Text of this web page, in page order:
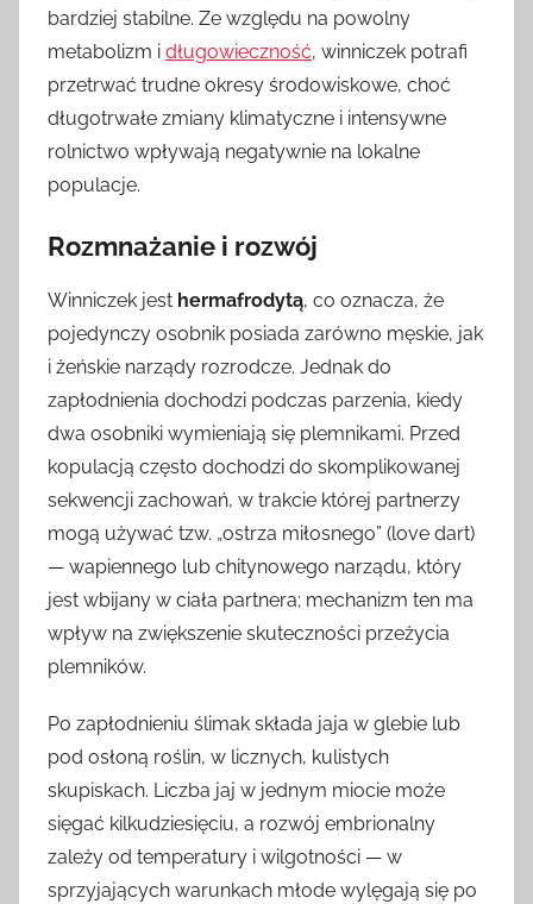
bardziej stabilne. Ze względu na powolny
metabolizm i długowieczność, winniczek potrafi
przetrwać trudne okresy środowiskowe, choć
długotrwałe zmiany klimatyczne i intensywne
rolnictwo wpływają negatywnie na lokalne
populacje.
Rozmnażanie i rozwój
Winniczek jest hermafrodytą, co oznacza, że
pojedynczy osobnik posiada zarówno męskie, jak
i żeńskie narządy rozrodcze. Jednak do
zapłodnienia dochodzi podczas parzenia, kiedy
dwa osobniki wymieniają się plemnikami. Przed
kopulacją często dochodzi do skomplikowanej
sekwencji zachowań, w trakcie której partnerzy
mogą używać tzw. „ostrza miłosnego” (love dart)
— wapiennego lub chitynowego narządu, który
jest wbijany w ciała partnera; mechanizm ten ma
wpływ na zwiększenie skuteczności przeżycia
plemników.
Po zapłodnieniu ślimak składa jaja w glebie lub
pod osłoną roślin, w licznych, kulistych
skupiskach. Liczba jaj w jednym miocie może
sięgać kilkudziesięciu, a rozwój embrionalny
zależy od temperatury i wilgotności — w
sprzyjających warunkach młode wylęgają się po